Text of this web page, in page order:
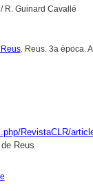
/ R. Guinard Cavallé
. Reus. 3a època.
RevistaCLR/
Reus